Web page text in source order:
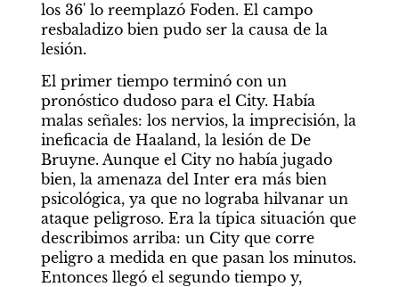
los 36' lo reemplazó Foden. El campo
resbaladizo bien pudo ser la causa de la
lesión.
El primer tiempo terminó con un
pronóstico dudoso para el City. Había
malas señales: los nervios, la imprecisión, la
ineficacia de Haaland, la lesión de De
Bruyne. Aunque el City no había jugado
bien, la amenaza del Inter era más bien
psicológica, ya que no lograba hilvanar un
ataque peligroso. Era la típica situación que
describimos arriba: un City que corre
peligro a medida en que pasan los minutos.
Entonces llegó el segundo tiempo y,